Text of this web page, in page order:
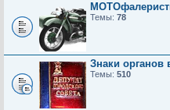
Темы: 78
Знаки органов
Темы: 510